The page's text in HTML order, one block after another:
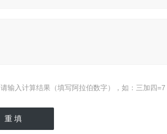
请输入计算结果（填写阿拉伯数字），如：三加四=7